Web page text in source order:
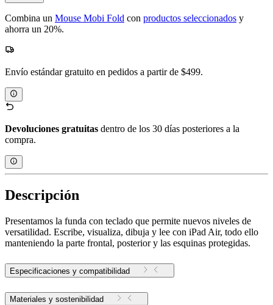
Combina un Mouse Mobi Fold con productos seleccionados y
ahorra un 20%.
Envío estándar gratuito en pedidos a partir de $499.
Devoluciones gratuitas dentro de los 30 días posteriores a la
compra.
Descripción
Presentamos la funda con teclado que permite nuevos niveles de
versatilidad. Escribe, visualiza, dibuja y lee con iPad Air, todo ello
manteniendo la parte frontal, posterior y las esquinas protegidas.
Especificaciones y compatibilidad
Materiales y sostenibilidad